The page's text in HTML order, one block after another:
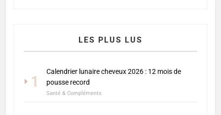
LES PLUS LUS
1
Calendrier lunaire cheveux 2026 : 12 mois de
pousse record
Santé & Compléments